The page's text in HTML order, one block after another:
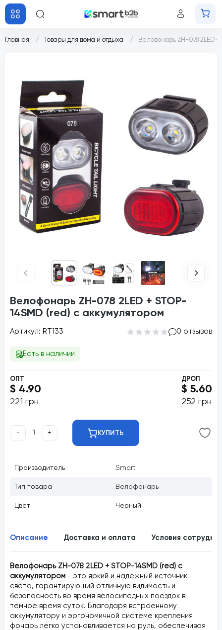
Главная Товары для дома и отдыха Велофонарь ZH-078 2LED +
Велофонарь ZH-078 2LED + STOP-
14SMD (red) с аккумулятором
Артикул: RT133 0 отзывов
Есть в наличии
ОПТ
$ 4.90
221 грн
ДРОП
$ 5.60
252 грн
- + КУПИТЬ
Производитель Smart
Тип товара Велофонарь
Цвет Черный
Описание Доставка и оплата Условия
Велофонарь ZH-078 2LED + STOP-14SMD (red) с
аккумулятором - это яркий и надежный источник
света, гарантирующий отличную видимость и
безопасность во время велосипедных поездок в
темное время суток. Благодаря встроенному
аккумулятору и эргономичной системе крепления
фонарь легко устанавливается на руль, обеспечивая